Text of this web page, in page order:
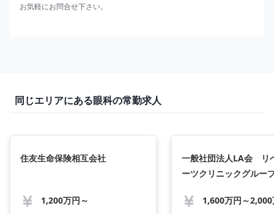
お気軽にお問合せ下さい。
同じエリアにある眼科の常勤求人
住友生命保険相互会社
1,200万円～
一般社団法人LA会 リ
ーツクリニックグルー
1,600万円～